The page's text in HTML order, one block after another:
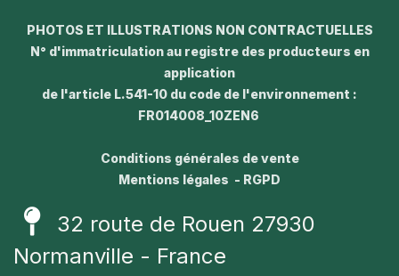
PHOTOS ET ILLUSTRATIONS NON CONTRACTUELLES
N° d'immatriculation au registre des producteurs en
application
de l'article L.541-10 du code de l'environnement :
FR014008_10ZEN6
Conditions générales de vente
Mentions légales - RGPD
32 route de Rouen 27930
Normanville - France